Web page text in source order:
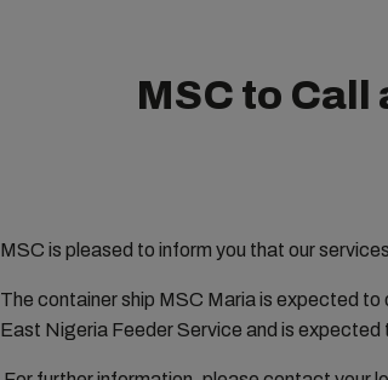
MSC to
MSC is pleased to inform you that our
The container ship MSC Maria is expected
East Nigeria Feeder Service and is